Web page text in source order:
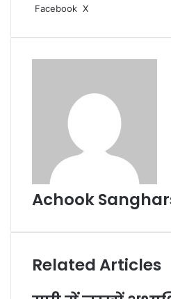
Facebook X
Email
Achook
Related Articles